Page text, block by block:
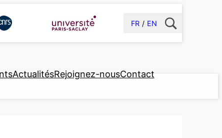
FR EN
ActualitésRejoignez-nousContact